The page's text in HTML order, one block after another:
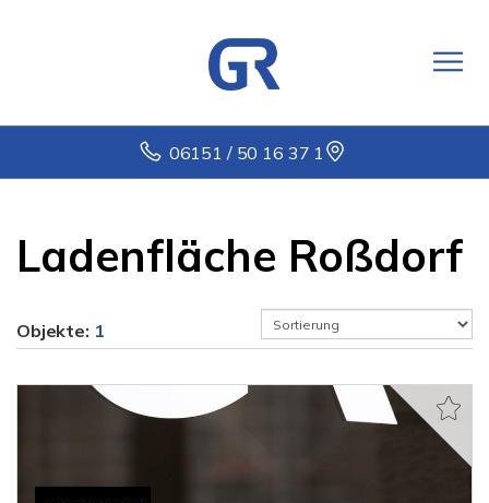
06151 / 50 16 37 1
Ladenfläche Roßdorf
Objekte: 1